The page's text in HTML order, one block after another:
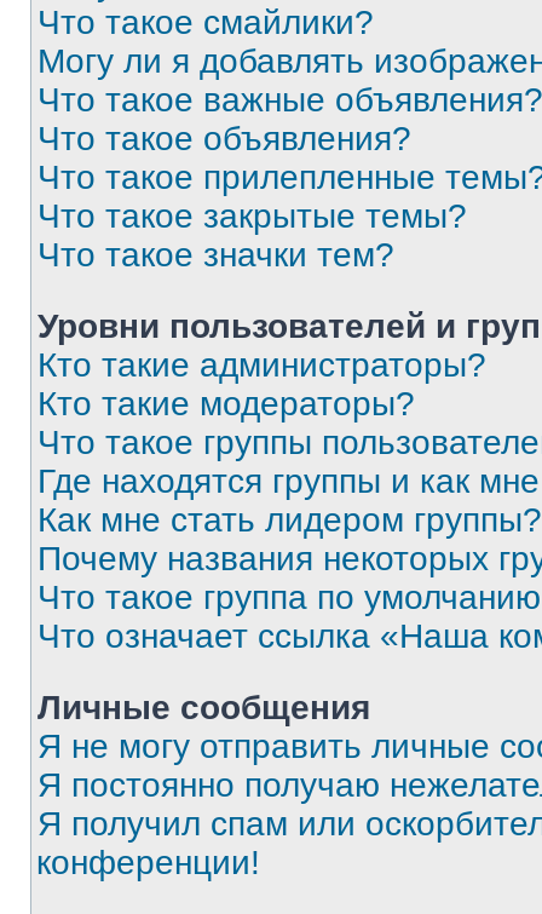
Что такое смайлики?
Могу ли я добавлять
Что такое важные объявления?
Что такое объявления?
Что такое прилепленные
Что такое закрытые темы?
Что такое значки тем?
Уровни пользователей и
Кто такие администраторы?
Кто такие модераторы?
Что такое группы
Где находятся группы и как
Как мне стать лидером группы?
Почему названия некоторых
Что такое группа по
Что означает ссылка «Наша
Личные сообщения
Я не могу отправить личные
Я постоянно получаю
Я получил спам или
конференции!